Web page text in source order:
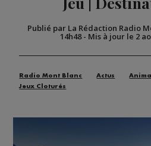
Publié par La Rédaction Radio
14h48- Mis à jour le 2
Radio Mont Blanc Actus
Jeux Cloturés